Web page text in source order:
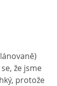
že jsme
protože